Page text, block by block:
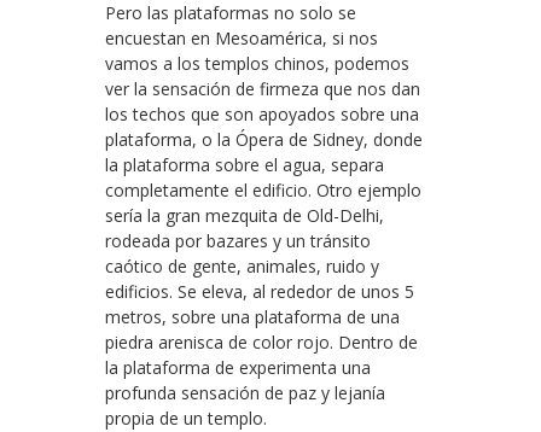
Pero las plataformas no solo se
encuestan en Mesoamérica, si nos
vamos a los templos chinos, podemos
ver la sensación de firmeza que nos dan
los techos que son apoyados sobre una
plataforma, o la Ópera de Sidney, donde
la plataforma sobre el agua, separa
completamente el edificio. Otro ejemplo
sería la gran mezquita de Old-Delhi,
rodeada por bazares y un tránsito
caótico de gente, animales, ruido y
edificios. Se eleva, al rededor de unos 5
metros, sobre una plataforma de una
piedra arenisca de color rojo. Dentro de
la plataforma de experimenta una
profunda sensación de paz y lejanía
propia de un templo.